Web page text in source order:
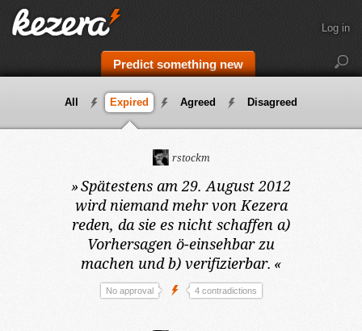
Predict something new
Log in
All Expired Agreed Disagreed
rstockm
»Spätestens am 29. August 2012
wird niemand mehr von Kezera
reden, da sie es nicht schaffen a)
Vorhersagen ö-einsehbar zu
machen und b) verifizierbar. «
No approval 4 contradictions